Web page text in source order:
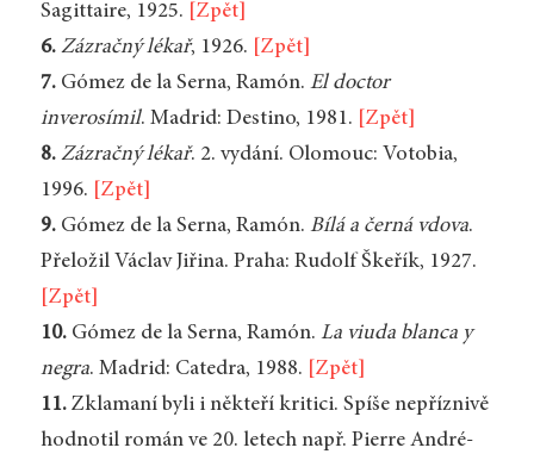
Sagittaire, 1925.
[Zpět]
6. Zázračný lékař, 1926.
[Zpět]
7.Gómez de la Serna, Ramón. El doctor
inverosímil. Madrid: Destino, 1981.
[Zpět]
8. Zázračný lékař. 2. vydání. Olomouc: Votobia,
1996.
[Zpět]
9.Gómez de la Serna, Ramón. Bílá a černá vdova.
Přeložil Václav Jiřina. Praha: Rudolf Škeřík, 1927.
[Zpět]
10.Gómez de la Serna, Ramón. La viuda blanca y
negra. Madrid: Catedra, 1988.
[Zpět]
11.Zklamaní byli i někteří kritici. Spíše nepříznivě
hodnotil román ve 20. letech např. Pierre André-